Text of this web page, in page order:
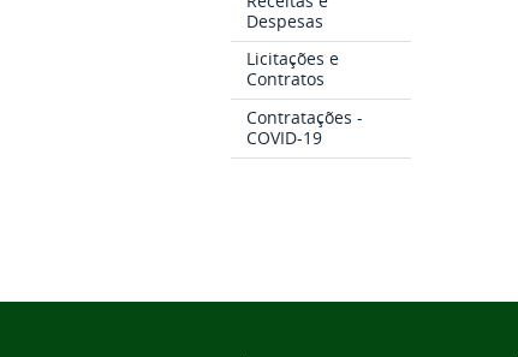
Despesas
Licitações e
Contratos
Contratações -
COVID-19